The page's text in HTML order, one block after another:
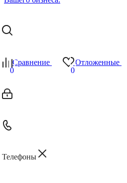
Сравнение
0
Отложенные
0
Телефоны